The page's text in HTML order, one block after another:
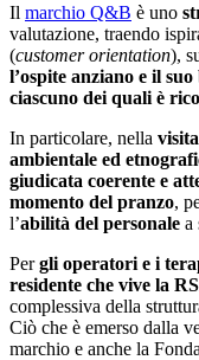
Il marchio Q&B è uno
valutazione, traendo
(customer orientation),
l’ospite anziano e il suo
ciascuno dei quali è
In particolare, nella
ambientale ed
giudicata coerente e
momento del pranzo,
l’abilità del personale a
Pergli operatori e i
residente che vive la
complessiva della
Ciò che è emerso dalla
marchio e anche la